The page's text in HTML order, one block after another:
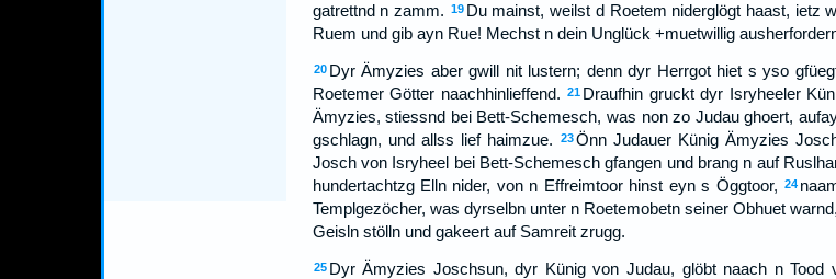
gatrettnd n zamm. 19 Du mainst, weilst d Roetem niderglögt haast, ietz
Ruem und gib ayn Rue! Mechst n dein Unglück +muetwillig
20 Dyr Ämyzies aber gwill nit lustern; denn dyr Herrgot hiet s yso
Roetemer Götter naachhinlieffend. 21 Draufhin gruckt dyr Isryheeler
Ämyzies, stiessnd bei Bett-Schemesch, was non zo Judau ghoert,
gschlagn, und allss lief haimzue.
23 Önn Judauer Künig Ämyzies
Josch von Isryheel bei Bett-Schemesch gfangen und brang n auf
hundertachtzg Elln nider, von n Effreimtoor hinst eyn s Öggtoor, 24
Templgezöcher, was dyrselbn unter n Roetemobetn seiner Obhuet
Geisln stölln und gakeert auf Samreit zrugg.
25 Dyr Ämyzies Joschsun, dyr Künig von Judau, glöbt naach n